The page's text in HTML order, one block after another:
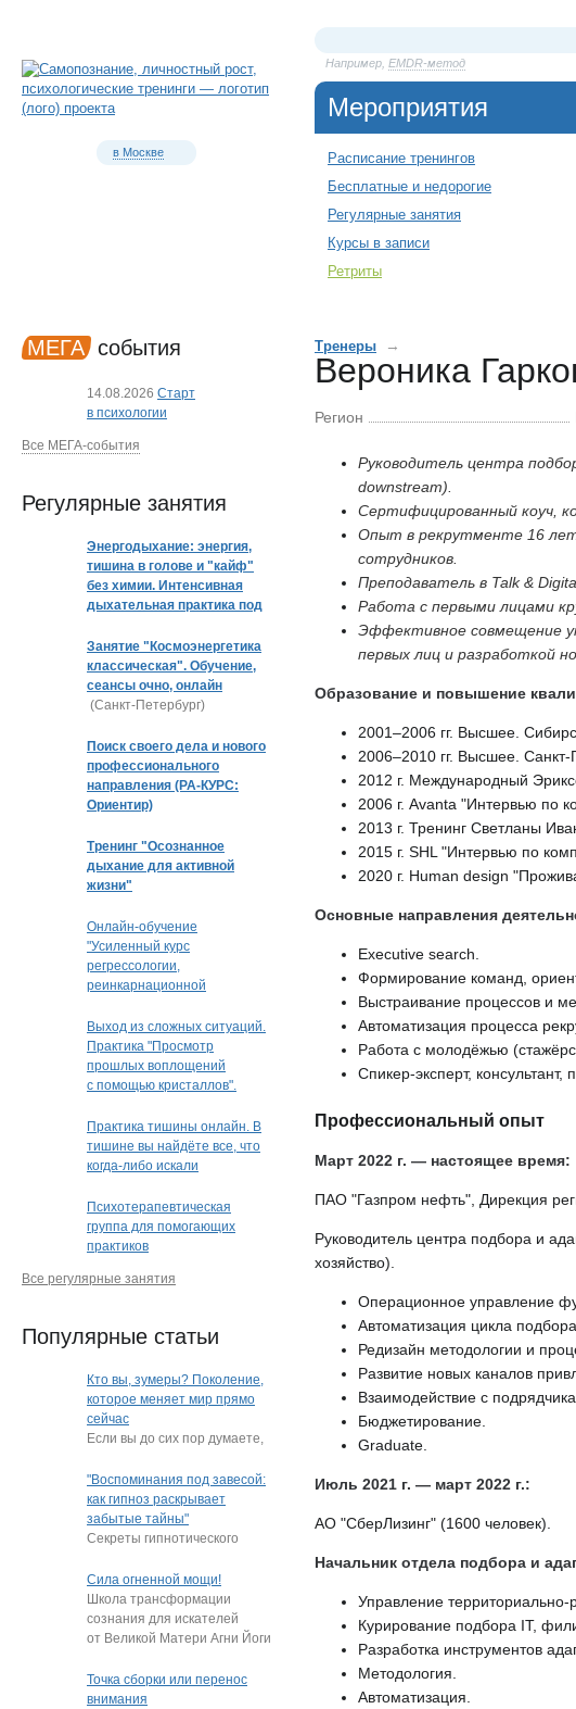
в Москве
Например, EMDR-метод
Мероприятия
Расписание тренингов
Бесплатные и недорогие
Регулярные занятия
Курсы в записи
Ретриты
Тренеры →
Вероника
Регион
Руководитель центра
downstream).
Сертифицированный коуч,
Опыт в рекрутменте 16 лет
сотрудников.
Преподаватель в Talk &
Работа с первыми лицами
Эффективное совмещение
первых лиц и разработкой
Образование и повышение
2001–2006 гг. Высшее.
2006–2010 гг. Высшее.
2012 г. Международный
2006 г. Avanta "Интервью по
2013 г. Тренинг Светланы
2015 г. SHL "Интервью по
2020 г. Human design
Основные направления
Executive search.
Формирование команд,
Выстраивание процессов и
Автоматизация процесса
Работа с молодёжью
Спикер-эксперт, консультант,
Профессиональный опыт
Март 2022 г. — настоящее время:
ПАО "Газпром нефть", Дирекция
Руководитель центра подбора и
хозяйство).
Операционное управление
Автоматизация цикла
Редизайн методологии и
Развитие новых каналов
Взаимодействие с
Бюджетирование.
Graduate.
Июль 2021 г. — март 2022 г.:
АО "СберЛизинг" (1600 человек).
Начальник отдела подбора и
Управление
Курирование подбора IT,
Разработка инструментов
Методология.
Автоматизация.
МЕГА события
14.08.2026 Старт
в психологии
Все МЕГА-события
Регулярные занятия
Энергодыхание: энергия,
тишина в голове и "кайф"
без химии. Интенсивная
дыхательная практика под
Занятие "Космоэнергетика
классическая". Обучение,
сеансы очно, онлайн
(Санкт-Петербург)
Поиск своего дела и нового
профессионального
направления (РА-КУРС:
Ориентир)
Тренинг "Осознанное
дыхание для активной
жизни"
Онлайн-обучение
"Усиленный курс
регрессологии,
реинкарнационной
Выход из сложных ситуаций.
Практика "Просмотр
прошлых воплощений
с помощью кристаллов".
(очно или дистанционно)
(Краснодар)
Практика тишины онлайн. В
тишине вы найдёте все, что
когда-либо искали
Психотерапевтическая
группа для помогающих
практиков
Все регулярные занятия
Популярные статьи
Кто вы, зумеры? Поколение,
которое меняет мир прямо
сейчас
Если вы до сих пор думаете,
"подростки, которые
постоянно …
"Воспоминания под завесой:
как гипноз раскрывает
забытые тайны"
Секреты гипнотического
Нередко под гипнозом люди
извлекают из глубин…
Сила огненной мощи!
Школа трансформации
сознания для искателей
от Великой Матери Агни Йоги
Точка сборки или перенос
внимания